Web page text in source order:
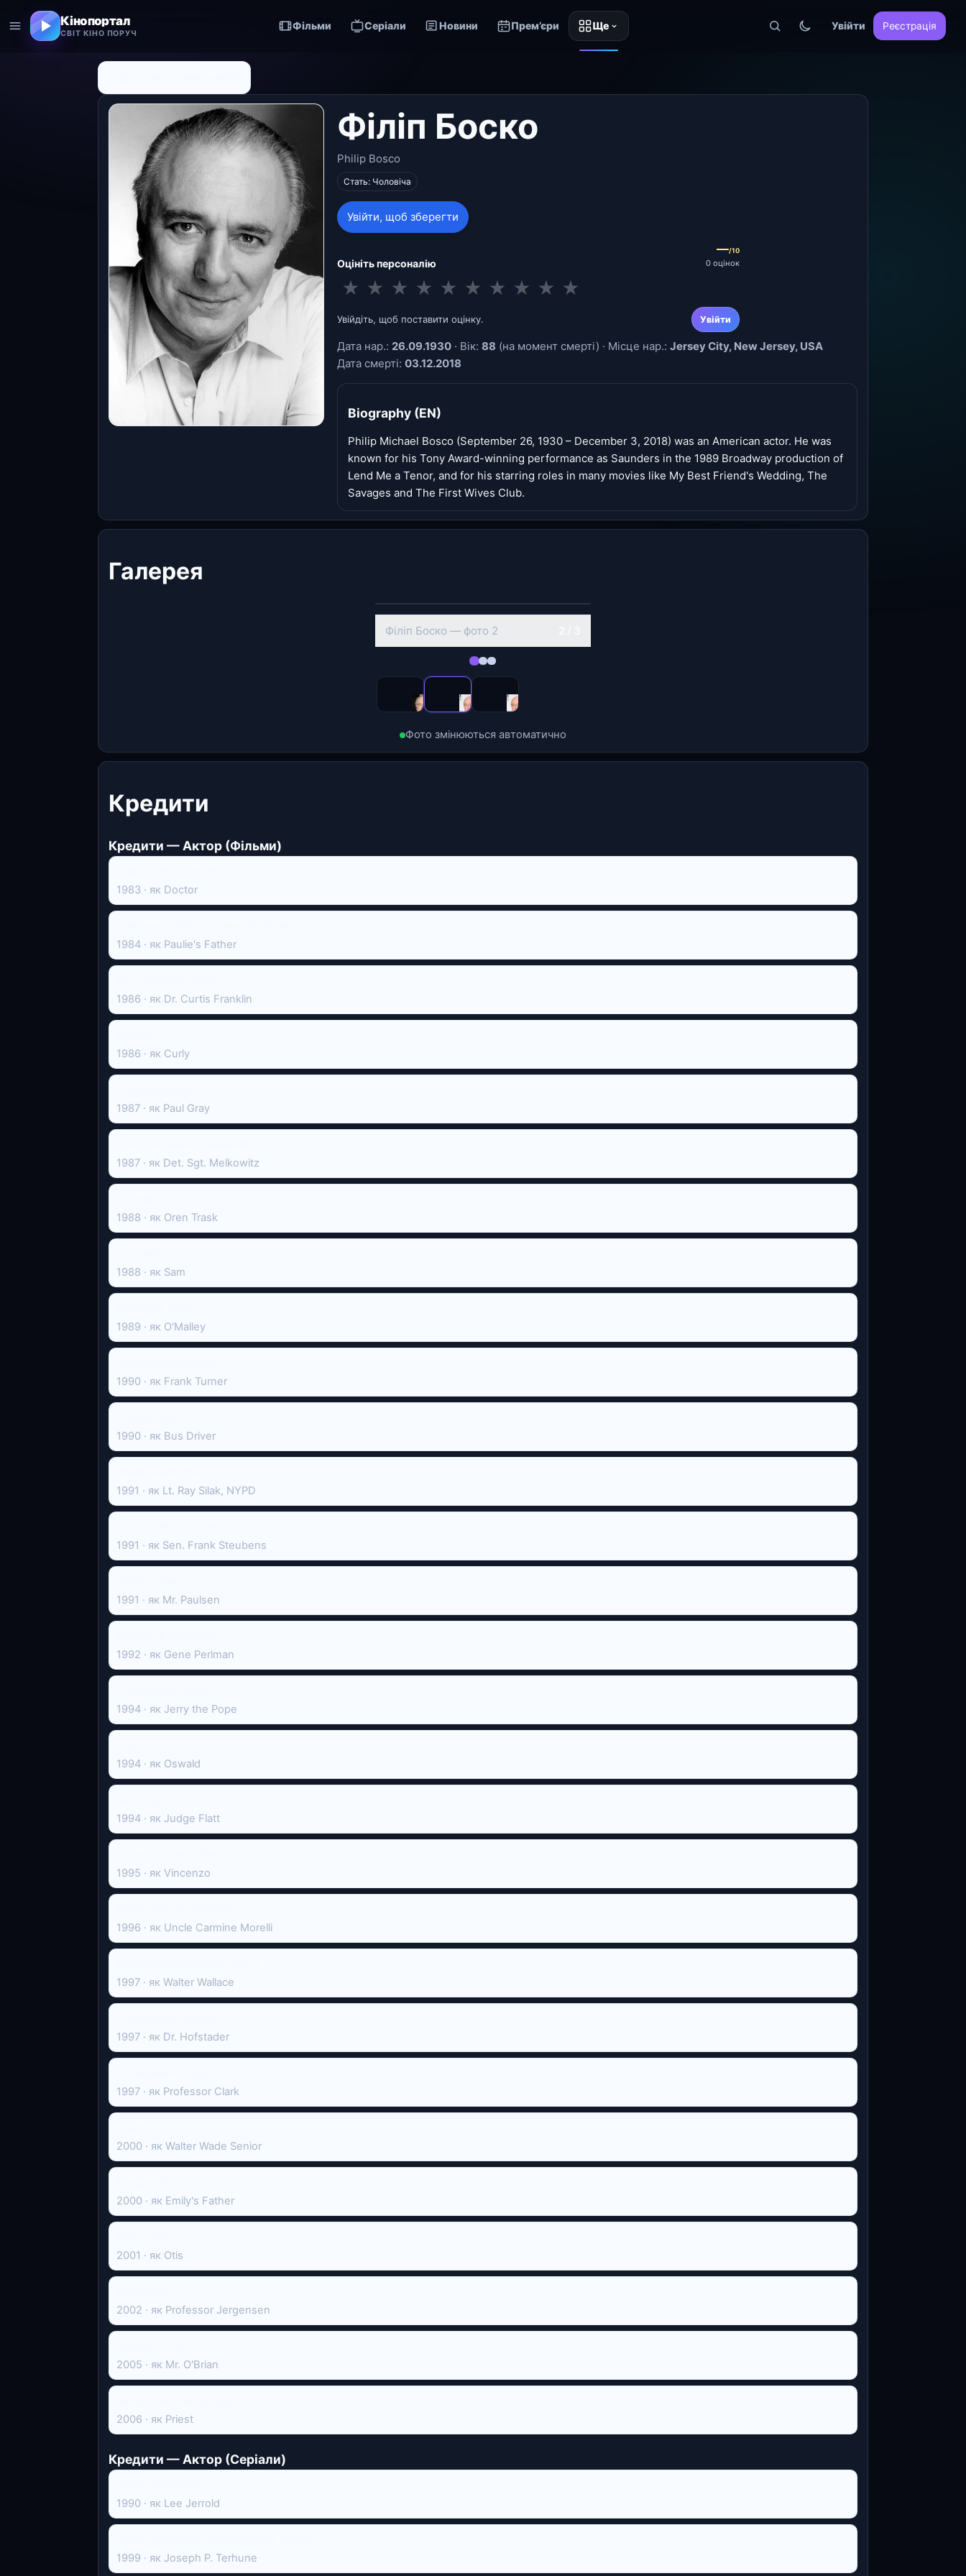
Кінопортал
СВІТ КІНО ПОРУЧ
Фільми Серіали Новини Прем’єри Ще Увійти Реєстрація
Філіп Боско
Philip Bosco
Стать: Чоловіча
Увійти, щоб зберегти
Оцініть персоналію
—/10
0 оцінок
★ ★ ★ ★ ★ ★ ★ ★ ★ ★
Увійдіть, щоб поставити оцінку. Увійти
Дата нар.: 26.09.1930 · Вік: 88 (на момент смерті) · Місце нар.: Jersey City, New Jersey, USA
Дата смерті: 03.12.2018
Biography (EN)
Philip Michael Bosco (September 26, 1930 – December 3, 2018) was an American actor. He was
known for his Tony Award-winning performance as Saunders in the 1989 Broadway production of
Lend Me a Tenor, and for his starring roles in many movies like My Best Friend's Wedding, The
Savages and The First Wives Club.
Галерея
‹ ›
Філіп Боско — фото 2
Фото змінюються автоматично
Кредити
Кредити — Актор (Фільми)
1983 · як Doctor
1984 · як Paulie's Father
1986 · як Dr. Curtis Franklin
1986 · як Curly
1987 · як Paul Gray
1987 · як Det. Sgt. Melkowitz
1988 · як Oren Trask
1988 · як Sam
1989 · як O'Malley
1990 · як Frank Turner
1990 · як Bus Driver
1991 · як Lt. Ray Silak, NYPD
1991 · як Sen. Frank Steubens
1991 · як Mr. Paulsen
1992 · як Gene Perlman
1994 · як Jerry the Pope
1994 · як Oswald
1994 · як Judge Flatt
1995 · як Vincenzo
1996 · як Uncle Carmine Morelli
1997 · як Walter Wallace
1997 · як Dr. Hofstader
1997 · як Professor Clark
2000 · як Walter Wade Senior
2000 · як Emily's Father
2001 · як Otis
2002 · як Professor Jergensen
2005 · як Mr. O'Brian
2006 · як Priest
Кредити — Актор (Серіали)
1990 · як Lee Jerrold
1999 · як Joseph P. Terhune